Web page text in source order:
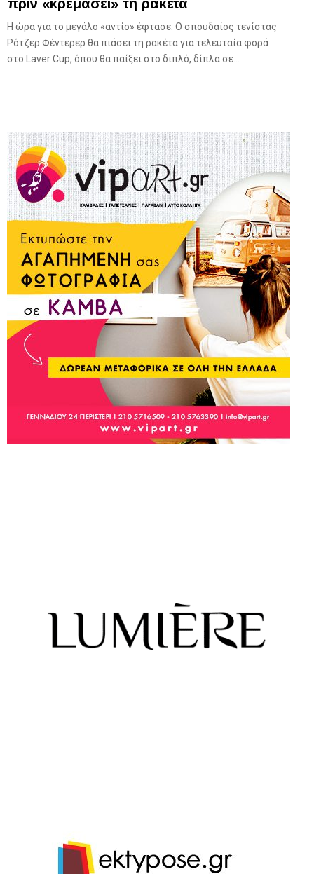
πριν «κρεμάσει» τη ρακέτα
Η ώρα για το μεγάλο «αντίο» έφτασε. Ο σπουδαίος τενίστας
Ρότζερ Φέντερερ θα πιάσει τη ρακέτα για τελευταία φορά
στο Laver Cup, όπου θα παίξει στο διπλό, δίπλα σε...